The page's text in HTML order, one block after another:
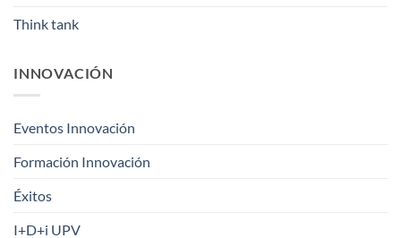
Think tank
INNOVACIÓN
Eventos Innovación
Formación Innovación
Éxitos
I+D+i UPV